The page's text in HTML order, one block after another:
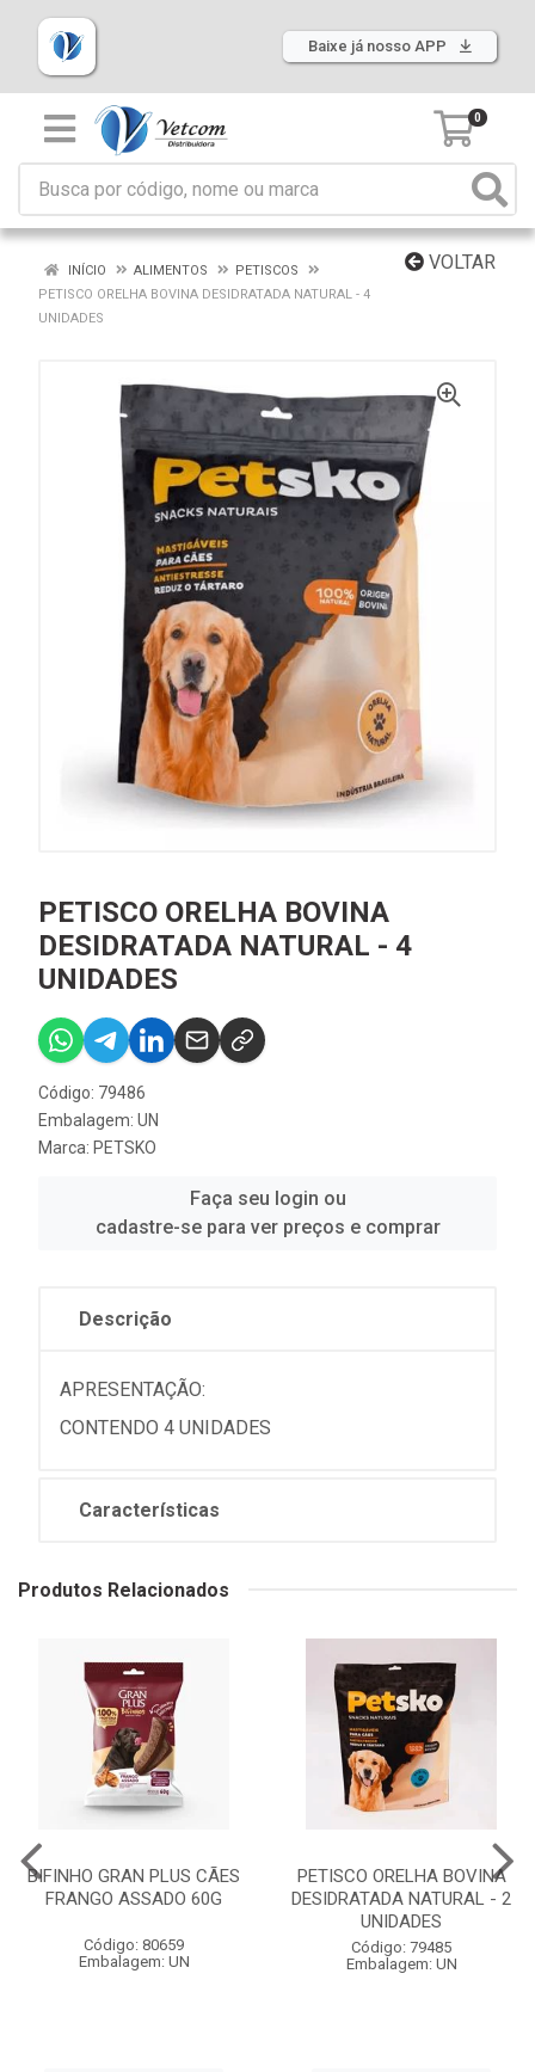
Baixe já nosso APP
0
VOLTAR
INÍCIO ALIMENTOS
PETISCOS
PETISCO ORELHA BOVINA DESIDRATADA NATURAL - 4
UNIDADES
PETISCO ORELHA BOVINA
DESIDRATADA NATURAL - 4
UNIDADES
Código: 79486
Embalagem: UN
Marca: PETSKO
Faça seu login ou
cadastre-se para ver preços e comprar
Descrição
APRESENTAÇÃO:
CONTENDO 4 UNIDADES
Características
Produtos Relacionados
BIFINHO GRAN PLUS CÃES
FRANGO ASSADO 60G
Código: 80659
Embalagem: UN
PETISCO ORELHA BOVINA
DESIDRATADA NATURAL - 2
UNIDADES
Código: 79485
Embalagem: UN